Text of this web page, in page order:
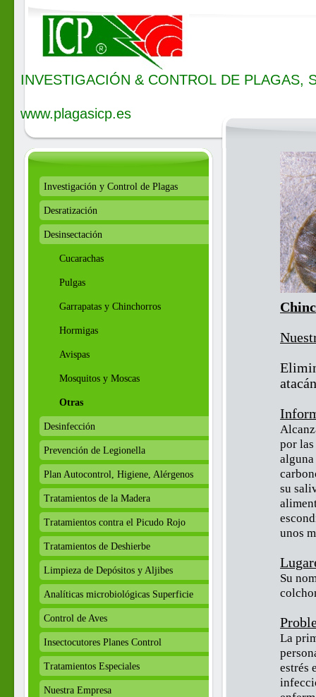
INVESTIGACIÓN & CONTROL DE
www.plagasicp.es
por las
su
unos
Su
La
estrés
Investigación y Control de Plagas
Desratización
Desinsectación
Cucarachas
Pulgas
Garrapatas y Chinchorros
Hormigas
Avispas
Mosquitos y Moscas
Otras
Desinfección
Prevención de Legionella
Plan Autocontrol, Higiene, Alérgenos
Tratamientos de la Madera
Tratamientos contra el Picudo Rojo
Tratamientos de Deshierbe
Limpieza de Depósitos y Aljibes
Analíticas microbiológicas Superficie
Control de Aves
Insectocutores Planes Control
Tratamientos Especiales
Nuestra Empresa